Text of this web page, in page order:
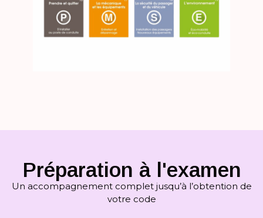
Préparation à l'examen
Un accompagnement complet jusqu’à l’obtention de
votre code